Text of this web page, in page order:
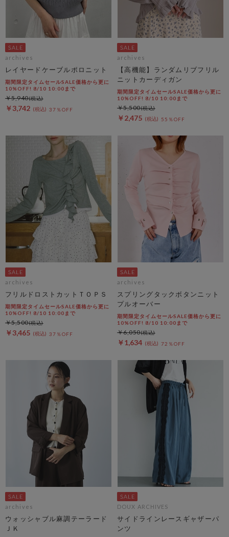
archives
レイヤードケーブルポロニット
期間限定タイムセールSALE価格から更に
10%OFF! 8/10 10:00まで
￥3,742 37％OFF
￥5,940
archives
【高機能】ランダムリブフリル
ニットカーディガン
期間限定タイムセールSALE価格から更に
10%OFF! 8/10 10:00まで
￥2,475 55％OFF
￥5,500
archives
フリルドロストカットＴＯＰＳ
期間限定タイムセールSALE価格から更に
10%OFF! 8/10 10:00まで
￥3,465 37％OFF
￥5,500
archives
スプリングタックボタンニット
プルオーバー
期間限定タイムセールSALE価格から更に
10%OFF! 8/10 10:00まで
￥1,634 72％OFF
￥6,050
archives
ウォッシャブル麻調テーラード
ＪＫ
DOUX ARCHIVES
サイドラインレースギャザーパ
ンツ